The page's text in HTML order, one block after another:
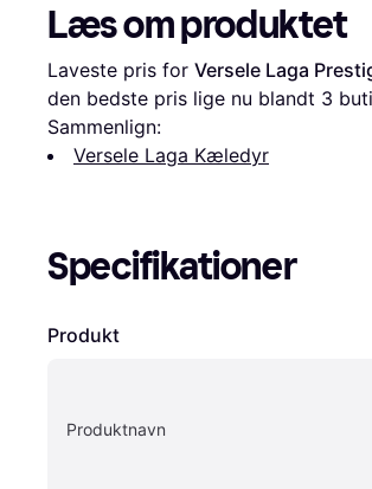
Læs om produktet
Laveste pris for Versele Laga
den bedste pris lige nu blandt 3
Sammenlign:
Versele Laga Kæledyr
Specifikationer
Produkt
Produktnavn